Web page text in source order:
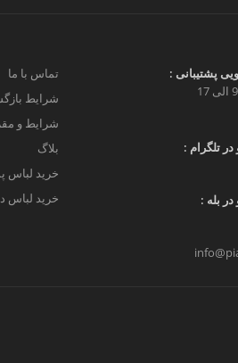
پشتیبانی :
در تلگرام :
در بله :
تماس با ما
شرایط
شرایط و
بلاگ
خرید لباس
خرید لباس